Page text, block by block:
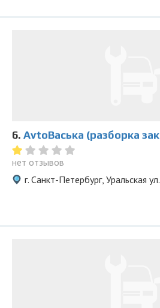
6. AvtoВаська (разборка
нет отзывов
г. Санкт-Петербург, Уральская